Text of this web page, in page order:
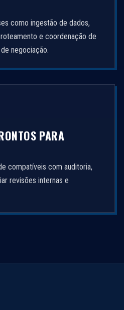
como ingestão de dados,
e coordenação de
negociação.
PARA
compatíveis com auditoria,
revisões internas e